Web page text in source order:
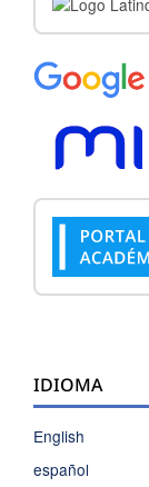
IDIOMA
English
español